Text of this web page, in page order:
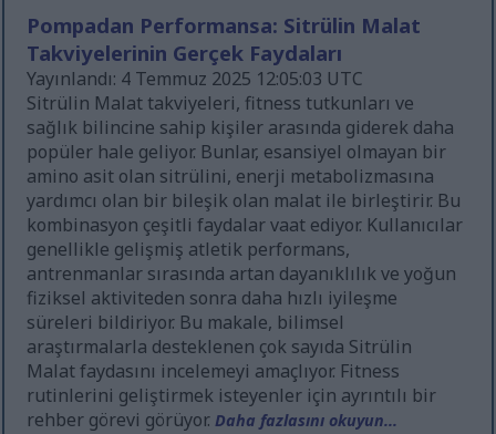
Pompadan Performansa: Sitrülin Malat
Takviyelerinin Gerçek Faydaları
Yayınlandı: 4 Temmuz 2025 12:05:03 UTC
Sitrülin Malat takviyeleri, fitness tutkunları ve
sağlık bilincine sahip kişiler arasında giderek daha
popüler hale geliyor. Bunlar, esansiyel olmayan bir
amino asit olan sitrülini, enerji metabolizmasına
yardımcı olan bir bileşik olan malat ile birleştirir. Bu
kombinasyon çeşitli faydalar vaat ediyor. Kullanıcılar
genellikle gelişmiş atletik performans,
antrenmanlar sırasında artan dayanıklılık ve yoğun
fiziksel aktiviteden sonra daha hızlı iyileşme
süreleri bildiriyor. Bu makale, bilimsel
araştırmalarla desteklenen çok sayıda Sitrülin
Malat faydasını incelemeyi amaçlıyor. Fitness
rutinlerini geliştirmek isteyenler için ayrıntılı bir
rehber görevi görüyor.Daha fazlasını okuyun...